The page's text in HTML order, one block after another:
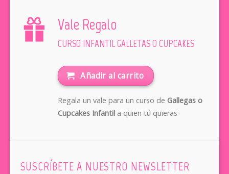
Vale Regalo
CURSO INFANTIL GALLETAS O CUPCAKES
Añadir al carrito
Regala un vale para un curso de Gallegas o
Cupcakes Infantila quien tú quieras
SUSCRÍBETE A NUESTRO NEWSLETTER